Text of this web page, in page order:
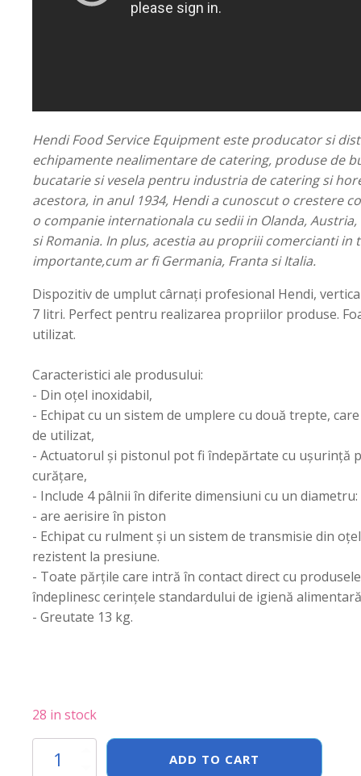
Hendi Food Service Equipment este producator si
echipamente nealimentare de catering, produse de
bucatarie si vesela pentru industria de catering si
acestora, in anul 1934, Hendi a cunoscut o crestere
o companie internationala cu sedii in Olanda, Austria,
si Romania. In plus, acestia au propriii comercianti in
importante,cum ar fi Germania, Franta si Italia.
Dispozitiv de umplut cârnați profesional Hendi,
7 litri. Perfect pentru realizarea propriilor produse.
utilizat.
Caracteristici ale produsului:
- Din oțel inoxidabil,
- Echipat cu un sistem de umplere cu două trepte,
de utilizat,
- Actuatorul și pistonul pot fi îndepărtate cu ușurință
curățare,
- Include 4 pâlnii în diferite dimensiuni cu un
- are aerisire în piston
- Echipat cu rulment și un sistem de transmisie din
rezistent la presiune.
- Toate părțile care intră în contact direct cu
îndeplinesc cerințele standardului de igienă
- Greutate 13 kg.
28 in stock
Aparat
ADD TO CART